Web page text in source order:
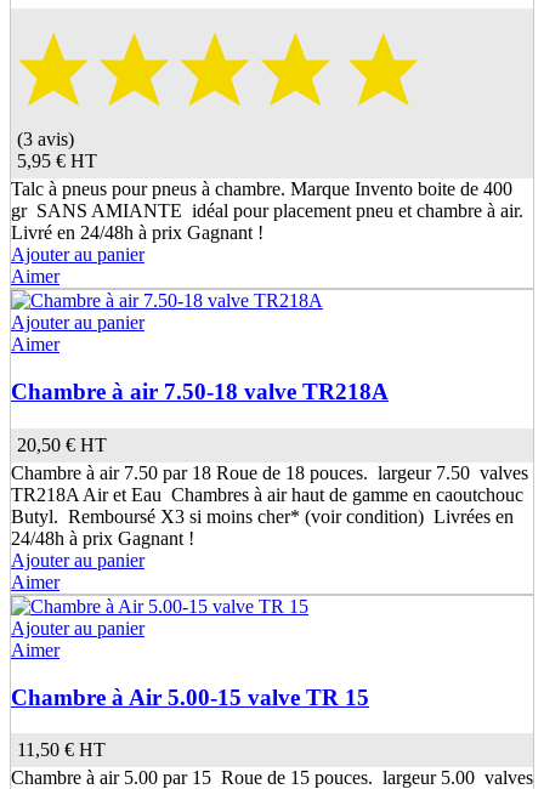
(3 avis)
5,95 € HT
Talc à pneus pour pneus à chambre. Marque Invento boite de 400
gr SANS AMIANTE idéal pour placement pneu et chambre à air.
Livré en 24/48h à prix Gagnant !
Ajouter au panier
Aimer
Ajouter au panier
Aimer
Chambre à air 7.50-18 valve TR218A
20,50 € HT
Chambre à air 7.50 par 18 Roue de 18 pouces. largeur 7.50 valves
TR218A Air et Eau Chambres à air haut de gamme en caoutchouc
Butyl. Remboursé X3 si moins cher* (voir condition) Livrées en
24/48h à prix Gagnant !
Ajouter au panier
Aimer
Ajouter au panier
Aimer
Chambre à Air 5.00-15 valve TR 15
11,50 € HT
Chambre à air 5.00 par 15 Roue de 15 pouces. largeur 5.00 valves